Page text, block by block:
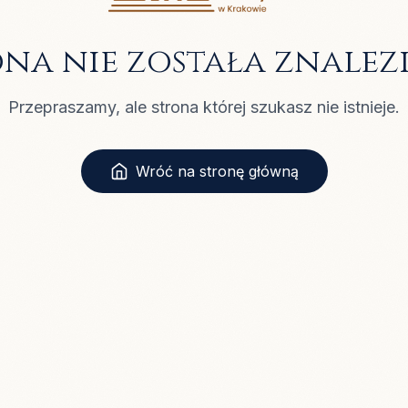
nie została
Przepraszamy, ale strona której szukasz nie istnieje.
Wróć na stronę główną